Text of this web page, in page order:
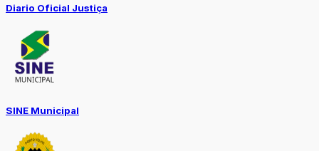
Diario Oficial Justiça
SINE Municipal